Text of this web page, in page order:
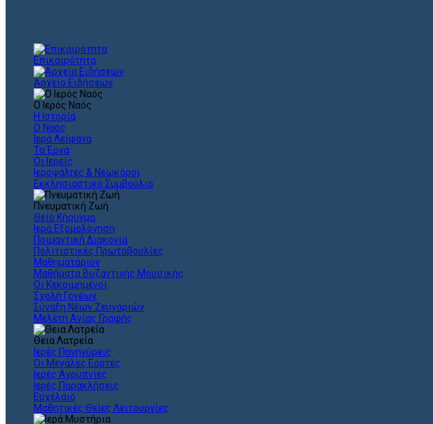
Επικαιρότητα
Αρχείο Ειδήσεων
Ο Ιερός Ναός
Η Ιστορία
Ο Ναός
Ιερά Λείψανα
Τα Έργα
Οι Ιερείς
Ιεροψάλτες & Νεωκόροι
Εκκλησιαστικό Συμβούλιο
Πνευματική Ζωή
Θείο Κήρυγμα
Ιερά Εξομολόγηση
Ποιμαντική Διακονία
Πολιτιστικές Πρωτοβουλίες
Μαθηματάριον
Μαθήματα Βυζαντινής Μουσικής
Οι Κεκοιμημένοι
Σχολή Γονέων
Σύναξη Νέων Ζευγαριών
Μελέτη Αγίας Γραφής
Θεια Λατρεία
Ιερές Πανηγύρεις
Οι Μεγάλες Εορτές
Ιερές Αγρυπνίες
Ιερές Παρακλήσεις
Ευχέλαιο
Μαθητικές Θείες Λειτουργίες